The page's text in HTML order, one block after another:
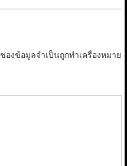
ช่องข้อมูลจำเป็นถูกทำเครื่องหมาย